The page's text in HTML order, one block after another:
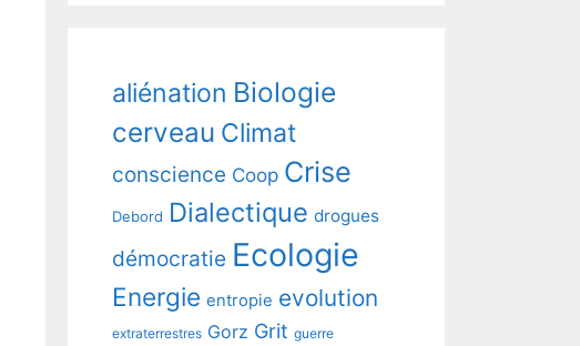
aliénation Biologie
cerveau Climat
conscience Coop Crise
Debord Dialectique drogues
démocratie Ecologie
Energie entropie evolution
extraterrestres Gorz Grit guerre